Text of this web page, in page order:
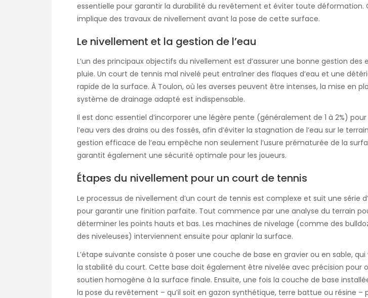
essentielle pour garantir la durabilité du revêtement et éviter toute déformation.
implique des travaux de nivellement avant la pose de cette surface.
Le nivellement et la gestion de l’eau
L’un des principaux objectifs du nivellement est d’assurer une bonne gestion des
pluie. Un court de tennis mal nivelé peut entraîner des flaques d’eau et une
rapide de la surface. À Toulon, où les averses peuvent être intenses, la mise en
système de drainage adapté est indispensable.
Il est donc essentiel d’incorporer une légère pente (généralement de 1 à 2%)
l’eau vers des drains ou des fossés, afin d’éviter la stagnation de l’eau sur le
gestion efficace de l’eau empêche non seulement l’usure prématurée de la
garantit également une sécurité optimale pour les joueurs.
Étapes du nivellement pour un court de tennis
Le processus de nivellement d’un court de tennis est complexe et suit une série
pour garantir une finition parfaite. Tout commence par une analyse du terrain
déterminer les points hauts et bas. Les machines de nivelage (comme des
des niveleuses) interviennent ensuite pour aplanir la surface.
L’étape suivante consiste à poser une couche de base en gravier ou en sable, qui
la stabilité du court. Cette base doit également être nivelée avec précision pour
soutien homogène à la surface finale. Ensuite, une fois la couche de base
la pose du revêtement – qu’il soit en gazon synthétique, terre battue ou résine –